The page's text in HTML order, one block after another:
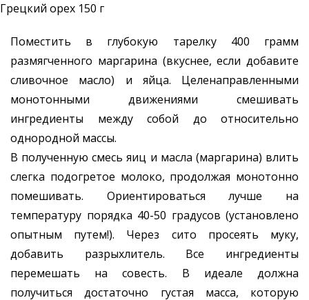
Грецкий орех 150 г
Поместить в глубокую тарелку 400 грамм
размягченного маргарина (вкуснее, если добавите
сливочное масло) и яйца. Целенаправленными
монотонными движениями смешивать
ингредиенты между собой до относительно
однородной массы.
В полученную смесь яиц и масла (маргарина) влить
слегка подогретое молоко, продолжая монотонно
помешивать. Ориентироваться лучше на
температуру порядка 40-50 градусов (установлено
опытным путем!). Через сито просеять муку,
добавить разрыхлитель. Все ингредиенты
перемешать на совесть. В идеале должна
получиться достаточно густая масса, которую